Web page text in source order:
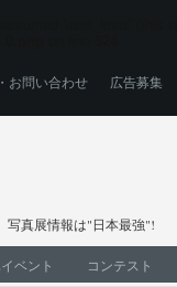
お問い合わせ 広告募集
写真展情報は"日本最強"!
ベント コンテスト